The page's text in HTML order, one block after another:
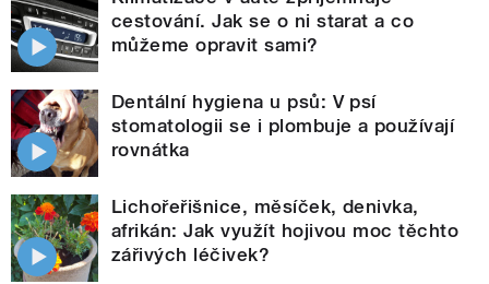
cestování. Jak se o ni starat a co
můžeme opravit sami?
Dentální hygiena u psů: V psí
stomatologii se i plombuje a používají
rovnátka
Lichořeřišnice, měsíček, denivka,
afrikán: Jak využít hojivou moc těchto
zářivých léčivek?